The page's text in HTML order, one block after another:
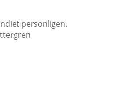
personligen.